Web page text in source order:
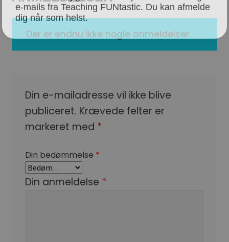
Der er endnu ikke nogle anmeldelser.
Din e-mailadresse vil ikke blive
publiceret. Krævede felter er
markeret med *
Din bedømmelse *
Din anmeldelse *
dig når som helst.